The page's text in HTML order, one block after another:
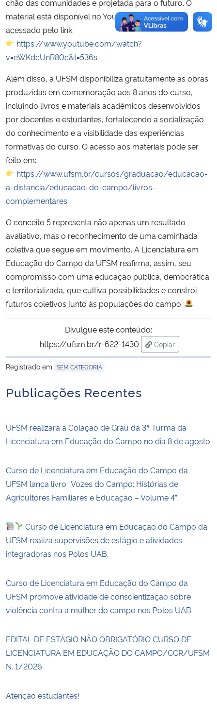
chão das comunidades e projetada para o futuro. O
material está disponível no YouTube e pode ser
acessado pelo link:
https://www.youtube.com/watch?
v=eWKdcUnR80c&t=536s
Além disso, a UFSM disponibiliza gratuitamente as obras
produzidas em comemoração aos 8 anos do curso,
incluindo livros e materiais acadêmicos desenvolvidos
por docentes e estudantes, fortalecendo a socialização
do conhecimento e a visibilidade das experiências
formativas do curso. O acesso aos materiais pode ser
feito em:
https://www.ufsm.br/cursos/graduacao/educacao-
a-distancia/educacao-do-campo/livros-
complementares
O conceito 5 representa não apenas um resultado
avaliativo, mas o reconhecimento de uma caminhada
coletiva que segue em movimento. A Licenciatura em
Educação do Campo da UFSM reafirma, assim, seu
compromisso com uma educação pública, democrática
e territorializada, que cultiva possibilidades e constrói
futuros coletivos junto às populações do campo.
Divulgue este conteúdo:
https://ufsm.br/r-622-1430
Copiar
para área de
Registrado em SEM CATEGORIA
Publicações Recentes
UFSM realizará a Colação de Grau da 3ª Turma da
Licenciatura em Educação do Campo no dia 8 de agosto
Curso de Licenciatura em Educação do Campo da
UFSM lança livro “Vozes do Campo: Histórias de
Agricultores Familiares e Educação – Volume 4”.
Curso de Licenciatura em Educação do Campo da
UFSM realiza supervisões de estágio e atividades
integradoras nos Polos UAB.
Curso de Licenciatura em Educação do Campo da
UFSM promove atividade de conscientização sobre
violência contra a mulher do campo nos Polos UAB
EDITAL DE ESTÁGIO NÃO OBRIGATÓRIO CURSO DE
LICENCIATURA EM EDUCAÇÃO DO CAMPO/CCR/UFSM
N. 1/2026
Atenção estudantes!